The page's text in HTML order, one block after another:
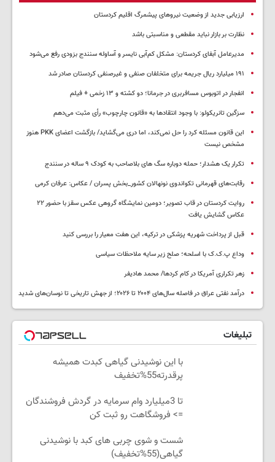
ارزیابی جدید از وضعیت نیروهای پیشمرگ اقلیم کردستان
نظارت بر بازار نباید مقطعی و مناسبتی باشد
مدیرعامل آبفای کردستان: مشکل کم‌آبی نایسر و آساوله سنندج بزودی رفع می‌شود
۱۹۱ میلیارد ریال جریمه برای متخلفان صنفی و غیرصنفی کردستان صادر شد
انفجار در اتوبوس مسافربری در جرمانا؛ دو کشته و ۱۳ زخمی + فیلم
سزگین تانریکولو: با وجود انتقادها به «قانون چارچوب» رأی مثبت می‌دهم
این قانون مسئله کرد را حل نمی‌کند، اما دری می‌گشاید/ بازگشت اعضای PKK هنوز
مشخص نیست
تکرار یک هشدار؛ حمله دوباره سگ های بلاصاحب به کودک ۹ ساله در سنندج
رقابت‌های قهرمانی تکواندوی نونهالان کشور_بخش پسران / عکاس: عرفان کرمی
روایت کردستان در قاب تصویر؛ دومین نمایشگاه گروهی عکس سقز با حضور ۲۲
عکاس گشایش یافت
قبل از پرداخت شهریه پزشکی در ترکیه، این هفت معیار را بررسی کنید
وداع پ.ک.ک با اسلحه؛ صلح زیر سایه ملاحظات سیاسی
زهر تکراری آمریکا در کام کردها/ محمد هادیفر
درآمد نفتی عراق در فاصله سال‌های ۲۰۰۴ تا ۲۰۲۶؛ از جهش تاریخی تا نوسان‌های شدید
تبلیغات
با این نوشیدنی گیاهی کبدت همیشه
پرقدرته55%تخفیف
تا 3میلیارد وام سرمایه در گردش فروشندگان
=> فروشگاهت رو ثبت کن
شست و شوی چربی های کبد با نوشیدنی
گیاهی(55%تخفیف)